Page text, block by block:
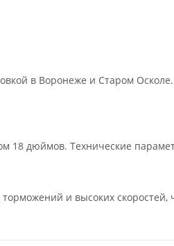
в Воронеже и Старом Осколе.
18 дюймов. Технические
торможений и высоких